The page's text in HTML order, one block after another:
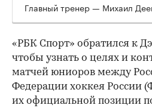
Главный тренер — Михаил
«РБК Спорт» обратился к
чтобы узнать о целях и
матчей юниоров между
Федерации хоккея России
их официальной позиции